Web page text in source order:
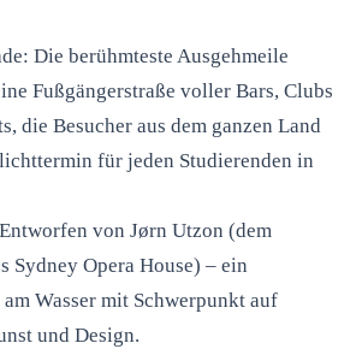
Die berühmteste Ausgehmeile
Fußgängerstraße voller Bars, Clubs
die Besucher aus dem ganzen Land
für jeden Studierenden in
von Jørn Utzon (dem
Sydney Opera House) – ein
Wasser mit Schwerpunkt auf
und Design.